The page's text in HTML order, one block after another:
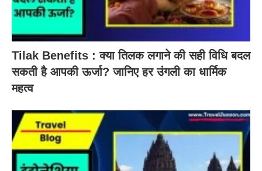
Tilak Benefits : क्या तिलक लगाने की सही विधि बदल
सकती है आपकी ऊर्जा? जानिए हर उंगली का धार्मिक
महत्व